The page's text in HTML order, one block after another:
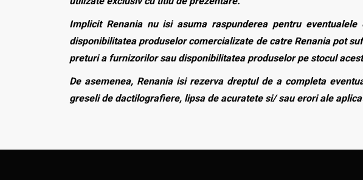
Implicit Renania nu isi asuma raspunderea pentru
disponibilitatea produselor comercializate de catre Renania pot
preturi a furnizorilor sau disponibilitatea produselor pe stocul
De asemenea, Renania isi rezerva dreptul de a completa
greseli de dactilografiere, lipsa de acuratete si/ sau erori ale